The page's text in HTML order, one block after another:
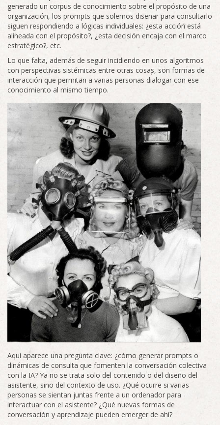
generado un corpus de conocimiento sobre el propósito de una
organización, los prompts que solemos diseñar para consultarlo
siguen respondiendo a lógicas individuales: ¿esta acción está
alineada con el propósito?, ¿esta decisión encaja con el marco
estratégico?, etc.
Lo que falta, además de seguir incidiendo en unos algoritmos
con perspectivas sistémicas entre otras cosas, son formas de
interacción que permitan a varias personas dialogar con ese
conocimiento al mismo tiempo.
Aquí aparece una pregunta clave: ¿cómo generar prompts o
dinámicas de consulta que fomenten la conversación colectiva
con la IA? Ya no se trata solo del contenido o del diseño del
asistente, sino del contexto de uso. ¿Qué ocurre si varias
personas se sientan juntas frente a un ordenador para
interactuar con el asistente? ¿Qué nuevas formas de
conversación y aprendizaje pueden emerger de ahí?